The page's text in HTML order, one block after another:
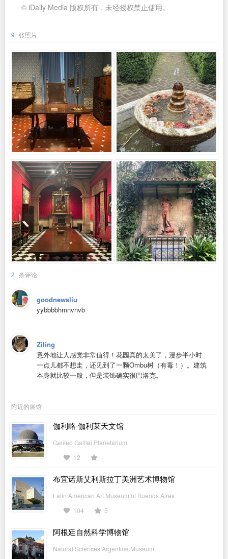
© iDaily Media 版权所有，未经授权禁止使用。
9 张照片
2 条评论
goodnewsliu
yybbbbhmnvnvb
Ziling
意外地让人感觉非常值得！花园真的太美了，漫步半小时
一点儿都不想走，还见到了一颗Ombu树（有毒！）。建筑
本身就比较一般，但是装饰确实很巴洛克。
附近的展馆
伽利略·伽利莱天文馆
Galileo Galilei Planetarium
12
-
布宜诺斯艾利斯拉丁美洲艺术博物馆
Latin American Art Museum of Buenos Aires
104
5
阿根廷自然科学博物馆
Natural Sciences Argentine Museum